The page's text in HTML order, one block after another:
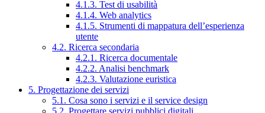
4.1.3. Test di usabilità
4.1.4. Web analytics
4.1.5. Strumenti di mappatura dell’esperienza
utente
4.2. Ricerca secondaria
4.2.1. Ricerca documentale
4.2.2. Analisi benchmark
4.2.3. Valutazione euristica
5. Progettazione dei servizi
5.1. Cosa sono i servizi e il service design
5.2. Progettare servizi pubblici digitali